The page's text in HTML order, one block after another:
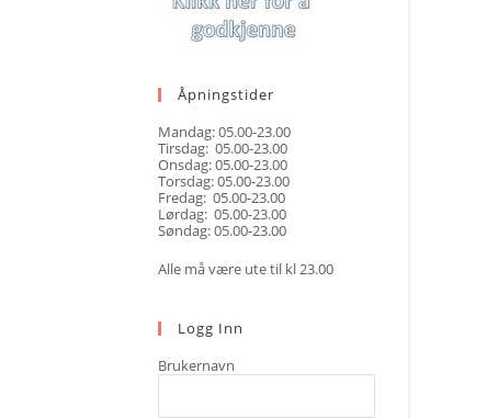
Åpningstider
Mandag: 05.00-23.00
Tirsdag: 05.00-23.00
Onsdag: 05.00-23.00
Torsdag: 05.00-23.00
Fredag: 05.00-23.00
Lørdag: 05.00-23.00
Søndag: 05.00-23.00
Alle må være ute til kl 23.00
Logg Inn
Brukernavn